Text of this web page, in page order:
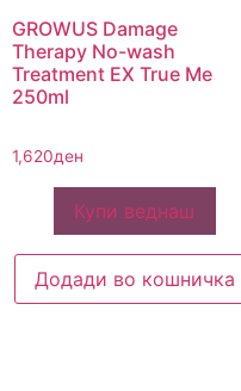
GROWUS Damage
Therapy No-wash
Treatment EX True Me
250ml
1,620ден
Купи веднаш
Додади во кошничка